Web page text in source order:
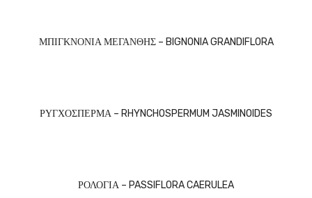
ΜΠΙΓΚΝΟΝΙΑ ΜΕΓΑΝΘΗΣ – BIGNONIA GRANDIFLORA
ΡΥΓΧΟΣΠΕΡΜΑ – RHYNCHOSPERMUM JASMINOIDES
ΡΟΛΟΓΙΑ – PASSIFLORA CAERULEA